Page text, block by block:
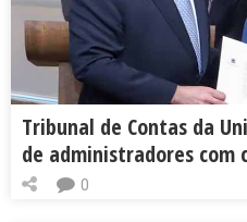
Tribunal de Contas da
de administradores com
0